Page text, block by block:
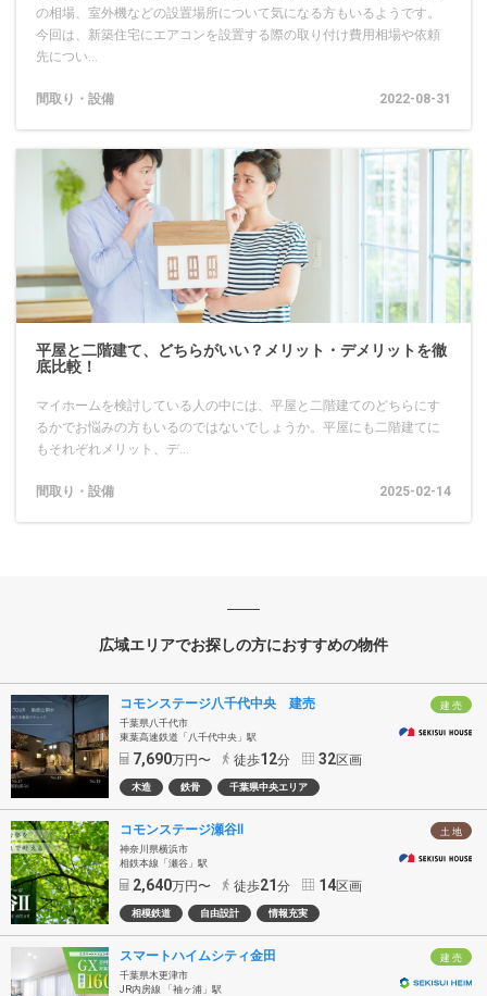
の相場、室外機などの設置場所について気になる方もいるようです。
今回は、新築住宅にエアコンを設置する際の取り付け費用相場や依頼
先につい...
間取り・設備 2022-08-31
平屋と二階建て、どちらがいい？メリット・デメリットを徹
底比較！
マイホームを検討している人の中には、平屋と二階建てのどちらにす
るかでお悩みの方もいるのではないでしょうか。平屋にも二階建てに
もそれぞれメリット、デ...
間取り・設備 2025-02-14
広域エリアでお探しの方におすすめの物件
建 売
コモンステージ八千代中央 建売
千葉県八千代市
東葉高速鉄道「八千代中央」駅
7,690万円〜 徒歩12分 32区画
木造 鉄骨 千葉県中央エリア
土 地
コモンステージ瀬谷Ⅱ
神奈川県横浜市
相鉄本線「瀬谷」駅
2,640万円〜 徒歩21 分 14区画
相模鉄道 自由設計 情報充実
建 売
スマートハイムシティ金田
千葉県木更津市
JR内房線 「袖ヶ浦」駅